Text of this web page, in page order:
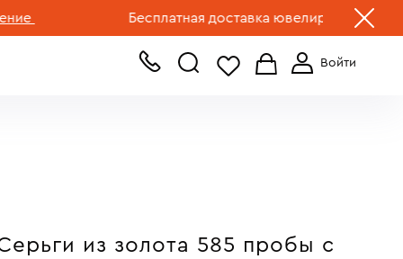
Бесплатная доставка ювелирных изделий по
+7 (499) 519-00-00
из золота 585 пробы с